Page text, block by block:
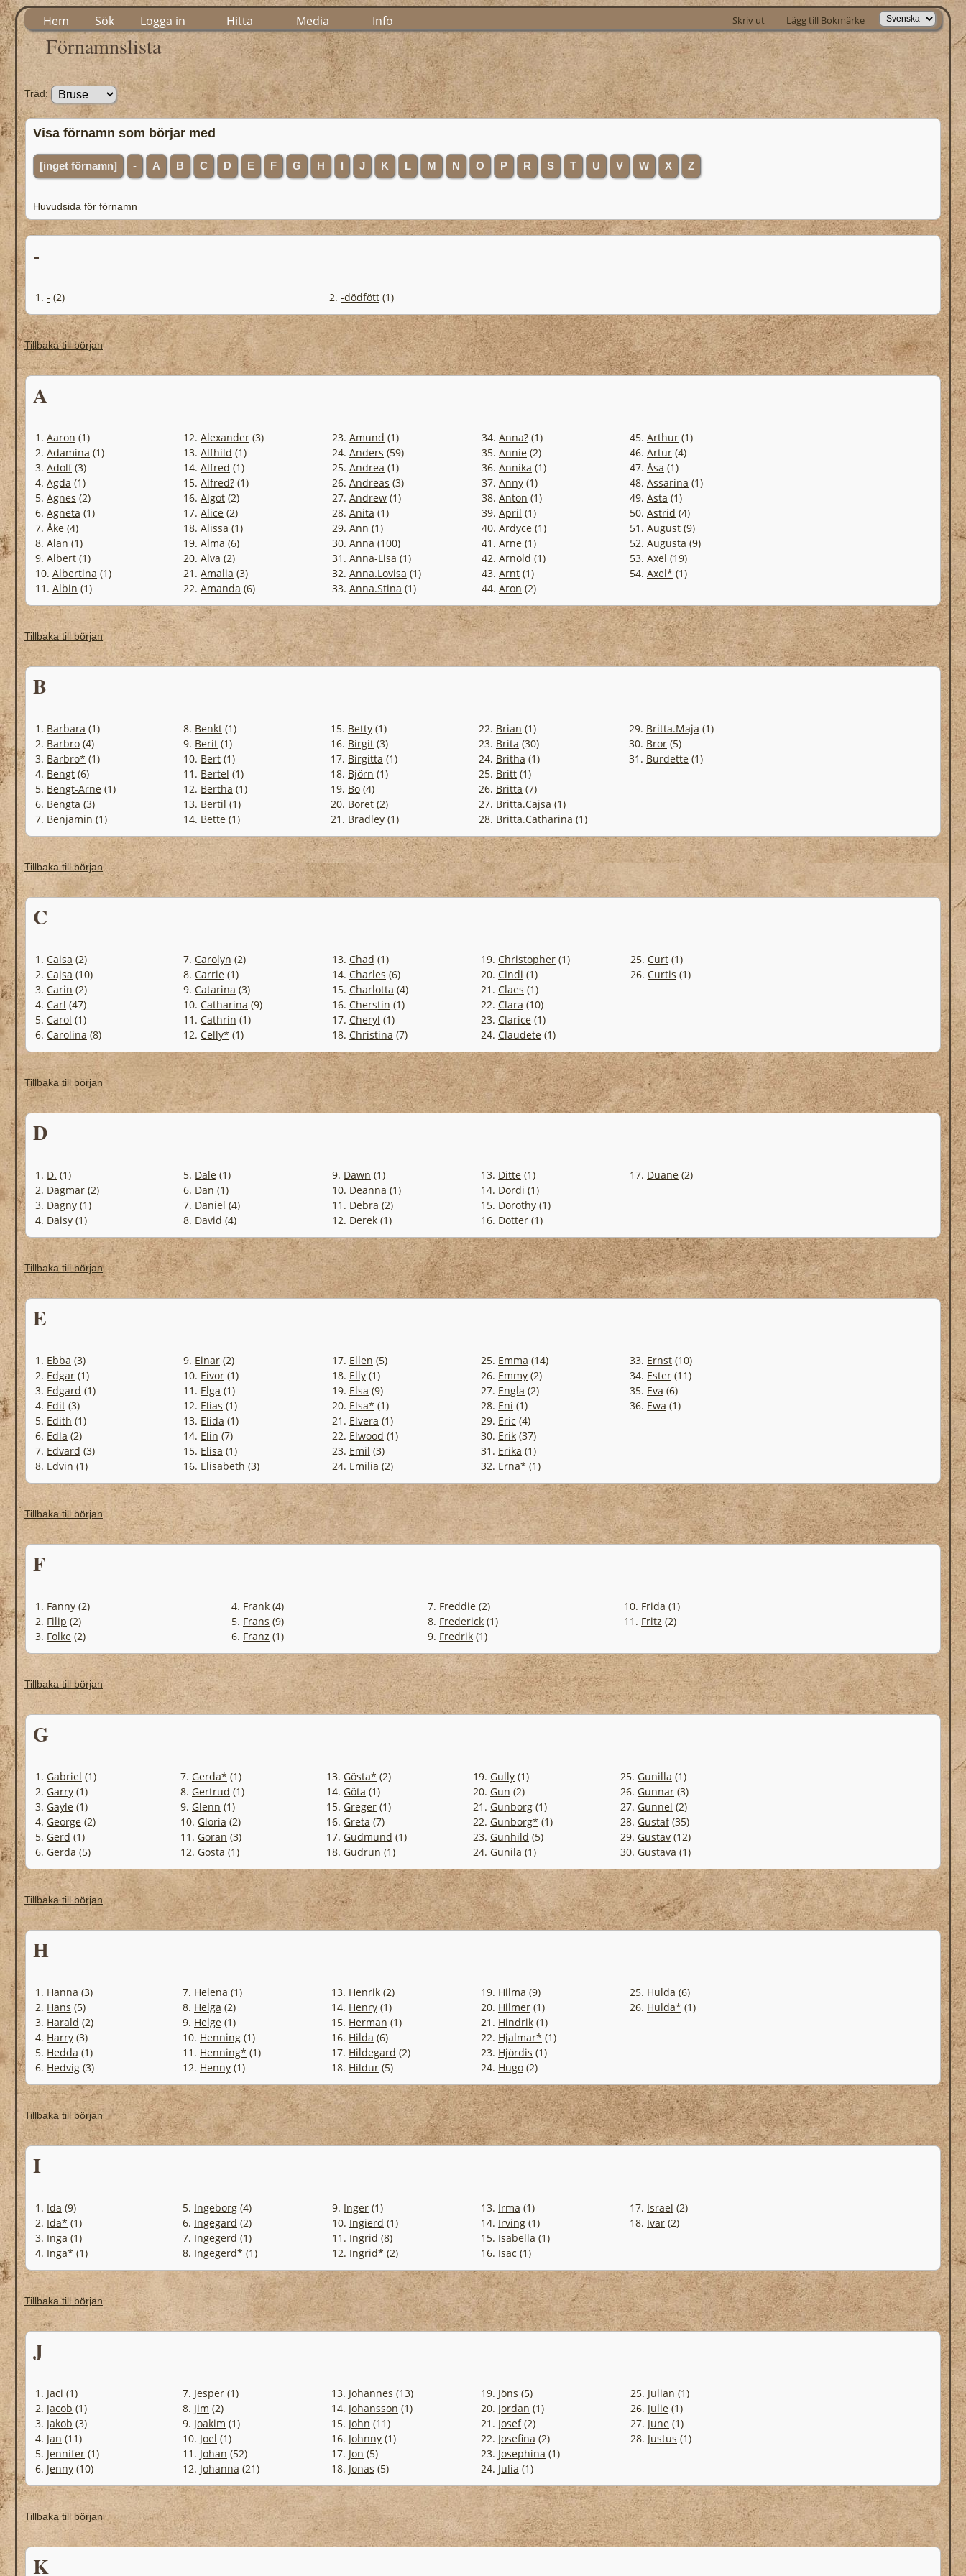
Hem Sök Logga in Hitta Media Info Skriv ut Lägg till Bokmärke
Förnamnslista
Träd:
Visa förnamn som börjar med
[inget förnamn] - A B C D E F G H J K L M N O P R S T U V W X Z
Huvudsida för förnamn
-
1. - (2) 2. -dödfött (1)
Tillbaka till början
A
1. Aaron (1)
2. Adamina (1)
3. Adolf(3)
4. Agda (1)
5. Agnes (2)
6. Agneta (1)
7. Åke (4)
8. Alan (1)
9. Albert (1)
10. Albertina (1)
11. Albin (1)
12. Alexander (3)
13. Alfhild (1)
14. Alfred (1)
15. Alfred? (1)
16. Algot (2)
17. Alice (2)
18. Alissa (1)
19. Alma (6)
20. Alva (2)
21. Amalia (3)
22. Amanda (6)
23. Amund (1)
24. Anders (59)
25. Andrea (1)
26. Andreas (3)
27. Andrew (1)
28. Anita (1)
29. Ann (1)
30. Anna (100)
31. Anna-Lisa (1)
32. Anna.Lovisa (1)
33. Anna.Stina (1)
34. Anna? (1)
35. Annie (2)
36. Annika (1)
37. Anny (1)
38. Anton (1)
39. April (1)
40. Ardyce (1)
41. Arne (1)
42. Arnold (1)
43. Arnt (1)
44. Aron (2)
45. Arthur (1)
46. Artur (4)
47. Åsa (1)
48. Assarina (1)
49. Asta (1)
50. Astrid (4)
51. August (9)
52. Augusta (9)
53. Axel (19)
54. Axel* (1)
Tillbaka till början
B
1. Barbara (1)
2. Barbro (4)
3. Barbro* (1)
4. Bengt (6)
5. Bengt-Arne (1)
6. Bengta (3)
7. Benjamin (1)
8. Benkt (1)
9. Berit (1)
10. Bert (1)
11. Bertel (1)
12. Bertha (1)
13. Bertil (1)
14. Bette (1)
15. Betty (1)
16. Birgit (3)
17. Birgitta (1)
18. Björn (1)
19. Bo (4)
20. Böret (2)
21. Bradley (1)
22. Brian (1)
23. Brita (30)
24. Britha (1)
25. Britt (1)
26. Britta (7)
27. Britta.Cajsa (1)
28. Britta.Catharina (1)
29. Britta.Maja (1)
30. Bror (5)
31. Burdette (1)
Tillbaka till början
C
1. Caisa (2)
2. Cajsa (10)
3. Carin (2)
4. Carl (47)
5. Carol (1)
6. Carolina (8)
7. Carolyn (2)
8. Carrie (1)
9. Catarina (3)
10. Catharina (9)
11. Cathrin (1)
12. Celly* (1)
13. Chad (1)
14. Charles (6)
15. Charlotta (4)
16. Cherstin (1)
17. Cheryl (1)
18. Christina (7)
19. Christopher (1)
20. Cindi (1)
21. Claes (1)
22. Clara (10)
23. Clarice (1)
24. Claudete (1)
25. Curt (1)
26. Curtis (1)
Tillbaka till början
D
1. D. (1)
2. Dagmar (2)
3. Dagny (1)
4. Daisy (1)
5. Dale (1)
6. Dan (1)
7. Daniel (4)
8. David (4)
9. Dawn (1)
10. Deanna (1)
11. Debra (2)
12. Derek (1)
13. Ditte (1)
14. Dordi (1)
15. Dorothy (1)
16. Dotter (1)
17. Duane (2)
Tillbaka till början
E
1. Ebba (3)
2. Edgar (1)
3. Edgard (1)
4. Edit (3)
5. Edith (1)
6. Edla (2)
7. Edvard (3)
8. Edvin (1)
9. Einar (2)
10. Eivor (1)
11. Elga (1)
12. Elias (1)
13. Elida (1)
14. Elin (7)
15. Elisa (1)
16. Elisabeth (3)
17. Ellen (5)
18. Elly (1)
19. Elsa (9)
20. Elsa* (1)
21. Elvera (1)
22. Elwood (1)
23. Emil (3)
24. Emilia (2)
25. Emma (14)
26. Emmy (2)
27. Engla (2)
28. Eni (1)
29. Eric (4)
30. Erik (37)
31. Erika (1)
32. Erna* (1)
33. Ernst (10)
34. Ester (11)
35. Eva (6)
36. Ewa (1)
Tillbaka till början
F
1. Fanny (2)
2. Filip (2)
3. Folke (2)
4. Frank (4)
5. Frans (9)
6. Franz (1)
7. Freddie (2)
8. Frederick (1)
9. Fredrik (1)
10. Frida (1)
11. Fritz (2)
Tillbaka till början
G
1. Gabriel (1)
2. Garry (1)
3. Gayle (1)
4. George (2)
5. Gerd (1)
6. Gerda (5)
7. Gerda* (1)
8. Gertrud (1)
9. Glenn (1)
10. Gloria (2)
11. Göran (3)
12. Gösta (1)
13. Gösta* (2)
14. Göta (1)
15. Greger (1)
16. Greta (7)
17. Gudmund (1)
18. Gudrun (1)
19. Gully (1)
20. Gun (2)
21. Gunborg (1)
22. Gunborg* (1)
23. Gunhild (5)
24. Gunila (1)
25. Gunilla (1)
26. Gunnar (3)
27. Gunnel (2)
28. Gustaf(35)
29. Gustav (12)
30. Gustava (1)
Tillbaka till början
H
1. Hanna (3)
2. Hans (5)
3. Harald (2)
4. Harry (3)
5. Hedda (1)
6. Hedvig (3)
7. Helena (1)
8. Helga (2)
9. Helge (1)
10. Henning (1)
11. Henning* (1)
12. Henny (1)
13. Henrik (2)
14. Henry (1)
15. Herman (1)
16. Hilda (6)
17. Hildegard (2)
18. Hildur (5)
19. Hilma (9)
20. Hilmer (1)
21. Hindrik (1)
22. Hjalmar* (1)
23. Hjördis (1)
24. Hugo (2)
25. Hulda (6)
26. Hulda* (1)
Tillbaka till början
I
1. Ida (9)
2. Ida* (1)
3. Inga (1)
4. Inga* (1)
5. Ingeborg (4)
6. Ingegärd (2)
7. Ingegerd (1)
8. Ingegerd* (1)
9. Inger (1)
10. Ingierd (1)
11. Ingrid (8)
12. Ingrid* (2)
13. Irma (1)
14. Irving (1)
15. Isabella (1)
16. Isac (1)
17. Israel (2)
18. Ivar (2)
Tillbaka till början
J
1. Jaci (1)
2. Jacob (1)
3. Jakob (3)
4. Jan (11)
5. Jennifer (1)
6. Jenny (10)
7. Jesper (1)
8. Jim (2)
9. Joakim (1)
10. Joel (1)
11. Johan (52)
12. Johanna (21)
13. Johannes (13)
14. Johansson (1)
15. John (11)
16. Johnny (1)
17. Jon (5)
18. Jonas (5)
19. Jöns (5)
20. Jordan (1)
21. Josef(2)
22. Josefina (2)
23. Josephina (1)
24. Julia (1)
25. Julian (1)
26. Julie (1)
27. June (1)
28. Justus (1)
Tillbaka till början
K